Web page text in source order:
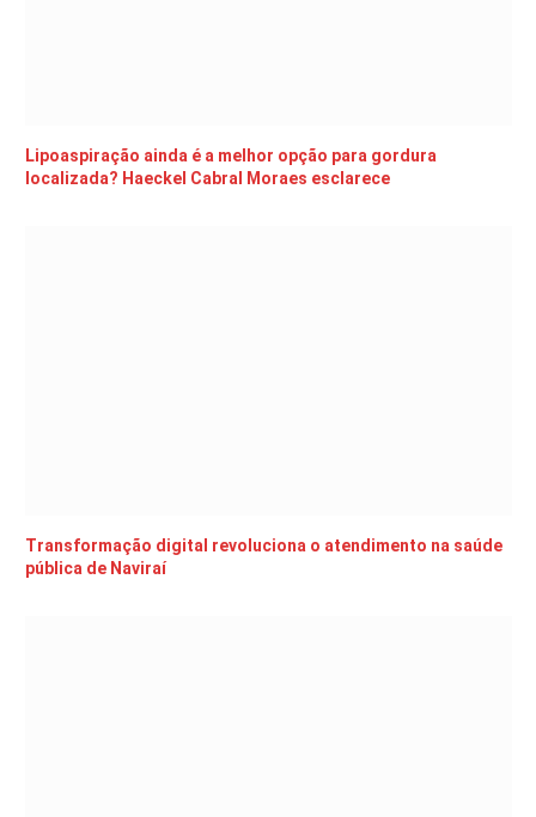
Lipoaspiração ainda é a melhor opção para gordura
localizada? Haeckel Cabral Moraes esclarece
Transformação digital revoluciona o atendimento na saúde
pública de Naviraí